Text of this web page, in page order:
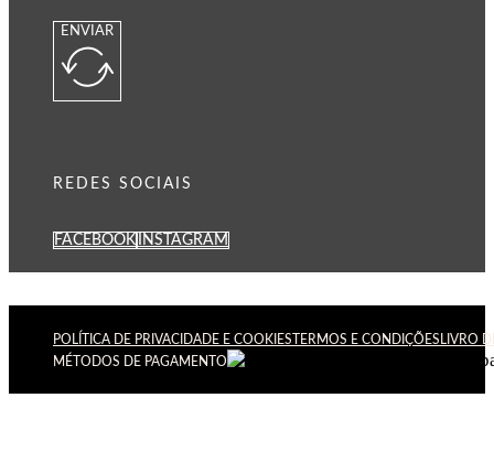
ENVIAR
REDES SOCIAIS
FACEBOOK INSTAGRAM
POLÍTICA DE PRIVACIDADE E COOKIES TERMOS E CONDIÇÕES LIVRO
MÉTODOS DE PAGAMENTO